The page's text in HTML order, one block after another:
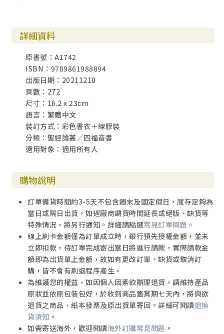
詳細資料
原書號：A1742
ISBN：9789861988894
出版日期：20211210
頁數：272
尺寸：16.2 x 23cm
語言：繁體中文
裝訂方式：彩色書衣＋線膠裝
分類：聖經論叢／四福音書
適用對象：適用所有人
購物說明
訂單備貨時間約3-5天不包含週末及國定假日，庫存足夠為
當日或隔日出貨，如遇廠商調貨時間延長或絕版、缺貨等
特殊情況，將另行通知。詳細請點選常見訂單問題 。
線上刷卡金額僅為訂單成立時，銀行預先授權金額，並未
立即扣款，待訂單完成寄出當日將進行請款，實際請款金
額即為出貨單上金額，故如有更改訂單、缺貨或取消訂
購，皆不會有刷退程序產生。
為維護您的權益，如因個人因素欲辦理退貨，請維持產品
原狀並依原包裝包好，於收到商品鑑賞期七天內，將與欲
退貨之商品、紙本發票及原出貨單寄回。詳細可閱讀退換
貨須知 。
如需寄送海外，歡迎閱讀海外訂購常見問題 。